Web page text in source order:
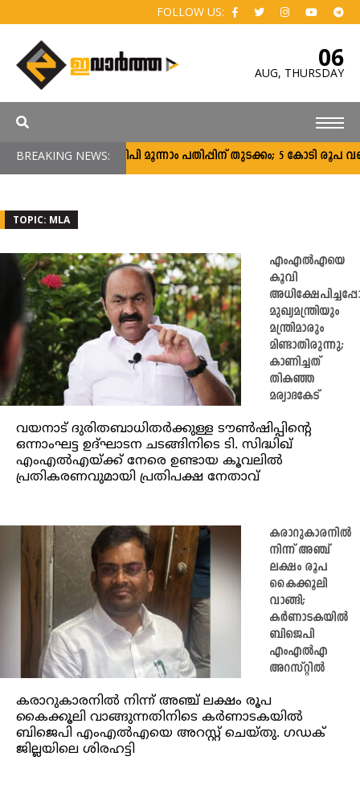
FOLLOW US:
06
AUG, THURSDAY
BREAKING NEWS:
സി‌എംഇഡിപി മൂന്നാം പതിപ്പിന് തുടക്കം; 5 കോടി രൂപ വരെ
TOPIC: MLA
എംഎൽഎയെ
കൂവി
മുഖ്യമന്ത്രിയും
മന്ത്രിമാരും
മിണ്ടാതിരുന്നു;
കാണിച്ചത്
തികഞ്ഞ
മര്യാദകേട്
വയനാട് ദുരിതബാധിതർക്കുള്ള ടൗൺഷിപ്പിൻ്റെ
ഒന്നാംഘട്ട ഉദ്ഘാടന ചടങ്ങിനിടെ ടി. സിദ്ധിഖ്
എംഎൽഎയ്ക്ക് നേരെ ഉണ്ടായ കൂവലിൽ
പ്രതികരണവുമായി പ്രതിപക്ഷ നേതാവ്
കരാറുകാരനിൽ
നിന്ന് അഞ്ച്
ലക്ഷം രൂപ
കൈക്കൂലി
വാങ്ങി;
കർണാടകയിൽ
ബിജെപി
എംഎൽഎ
അറസ്റ്റിൽ
കരാറുകാരനിൽ നിന്ന് അഞ്ച് ലക്ഷം രൂപ
കൈക്കൂലി വാങ്ങുന്നതിനിടെ കർണാടകയിൽ
ബിജെപി എംഎൽഎയെ അറസ്റ്റ് ചെയ്തു. ​ഗ‍ഡക്
ജില്ലയിലെ ശിരഹട്ടി